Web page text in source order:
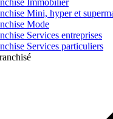
Mini, hyper et
Mode
Services entreprises
Services particuliers